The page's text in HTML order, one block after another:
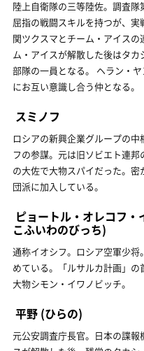
陸上自衛隊の三等陸佐。調査
屈指の戦闘スキルを持つが、
関ツクスマとチーム・アイス
ム・アイスが解散した後はタ
部隊の一員となる。 ヘラン・
にお互い意識し合う仲となる。
スミノフ
ロシアの新興企業グループの
フの参謀。元は旧ソビエト連
の大佐で大物スパイだった。
団派に加入している。
ピョートル・オレコフ・
こふいわのびっち)
通称イオシフ。ロシア空軍少
めている。「ルサルカ計画」
大物シモン・イワノビッチ。
平野 (ひらの)
元公安調査庁長官。日本の諜